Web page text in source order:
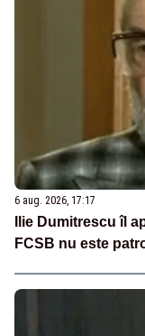
6 aug. 2026, 17:17
Ilie Dumitrescu îl
FCSB nu este